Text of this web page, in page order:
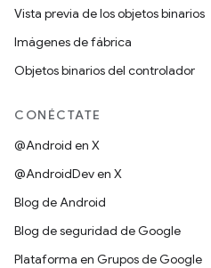
Vista previa de los objetos binarios
Imágenes de fábrica
Objetos binarios del controlador
CONÉCTATE
@Android en X
@AndroidDev en X
Blog de Android
Blog de seguridad de Google
Plataforma en Grupos de Google